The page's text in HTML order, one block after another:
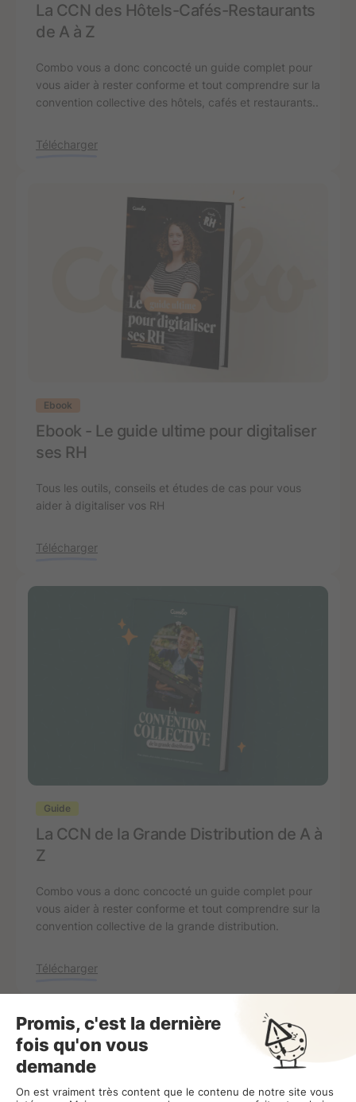
La CCN des Hôtels-Cafés-Restaurants
de A à Z
Combo vous a donc concocté un guide complet pour
vous aider à rester conforme et tout comprendre sur la
convention collective des hôtels, cafés et restaurants..
Télécharger
Ebook
Ebook - Le guide ultime pour digitaliser
ses RH
Tous les outils, conseils et études de cas pour vous
aider à digitaliser vos RH
Télécharger
Guide
La CCN de la Grande Distribution de A à
Z
Combo vous a donc concocté un guide complet pour
vous aider à rester conforme et tout comprendre sur la
convention collective de la grande distribution.
Télécharger